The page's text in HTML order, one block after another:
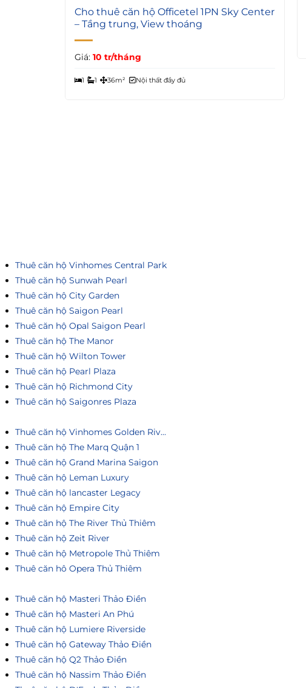
5
Cho thuê căn hộ Officetel 1PN Sky Center
– Tầng trung, View thoáng
Giá: 10 tr/tháng
1 1 36m² Nội thất đầy đủ
Thuê căn hộ Vinhomes Central Park
Thuê căn hộ Sunwah Pearl
Thuê căn hộ City Garden
Thuê căn hộ Saigon Pearl
Thuê căn hộ Opal Saigon Pearl
Thuê căn hộ The Manor
Thuê căn hộ Wilton Tower
Thuê căn hộ Pearl Plaza
Thuê căn hộ Richmond City
Thuê căn hộ Saigonres Plaza
Thuê căn hộ Vinhomes Golden River
Thuê căn hộ The Marq Quận 1
Thuê căn hộ Grand Marina Saigon
Thuê căn hộ Leman Luxury
Thuê căn hộ lancaster Legacy
Thuê căn hộ Empire City
Thuê căn hộ The River Thủ Thiêm
Thuê căn hộ Zeit River
Thuê căn hộ Metropole Thủ Thiêm
Thuê căn hô Opera Thủ Thiêm
Thuê căn hộ Masteri Thảo Điền
Thuê căn hộ Masteri An Phú
Thuê căn hộ Lumiere Riverside
Thuê căn hộ Gateway Thảo Điền
Thuê căn hộ Q2 Thảo Điền
Thuê căn hộ Nassim Thảo Điền